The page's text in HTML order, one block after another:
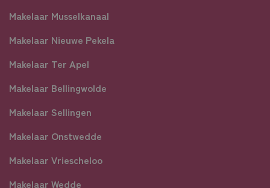
Makelaar Musselkanaal
Makelaar Nieuwe Pekela
Makelaar Ter Apel
Makelaar Bellingwolde
Makelaar Sellingen
Makelaar Onstwedde
Makelaar Vriescheloo
Makelaar Wedde